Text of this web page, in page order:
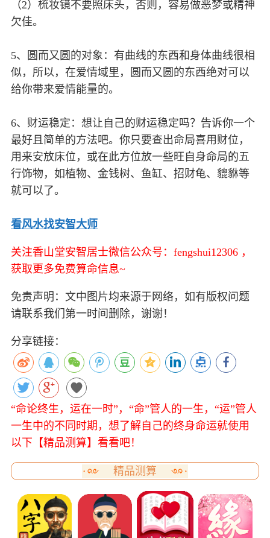
（2）梳妆镜不要照床头，否则，容易做恶梦或精神
欠佳。
5、圆而又圆的对象：有曲线的东西和身体曲线很相
似，所以，在爱情域里，圆而又圆的东西绝对可以
给你带来爱情能量的。
6、财运稳定：想让自己的财运稳定吗？告诉你一个
最好且简单的方法吧。你只要查出命局喜用财位，
用来安放床位，或在此方位放一些旺自身命局的五
行饰物，如植物、金钱树、鱼缸、招财龟、貔貅等
就可以了。
看风水找安智大师
关注香山堂安智居士微信公众号：fengshui12306 ，
获取更多免费算命信息~
免责声明：文中图片均来源于网络，如有版权问题
请联系我们第一时间删除，谢谢！
分享链接：
“命论终生，运在一时”，“命”管人的一生，“运”管人
一生中的不同时期，想了解自己的终身命运就使用
以下【精品测算】看看吧！
精品测算